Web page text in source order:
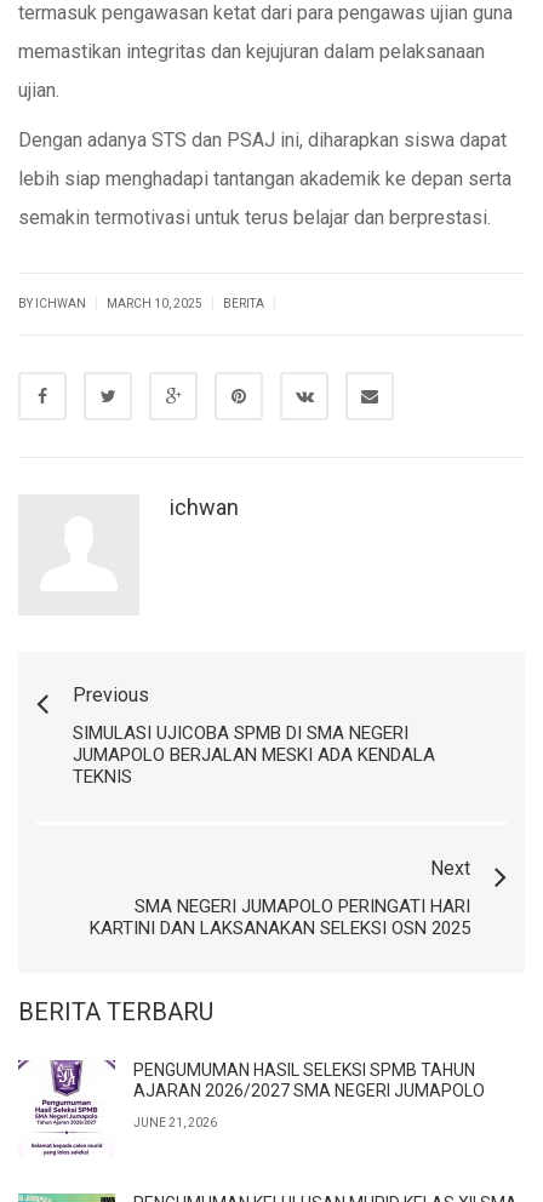
termasuk pengawasan ketat dari para pengawas ujian guna
memastikan integritas dan kejujuran dalam pelaksanaan
ujian.
Dengan adanya STS dan PSAJ ini, diharapkan siswa dapat
lebih siap menghadapi tantangan akademik ke depan serta
semakin termotivasi untuk terus belajar dan berprestasi.
BY ICHWAN MARCH 10, 2025 BERITA
ichwan
Previous
SIMULASI UJICOBA SPMB DI SMA NEGERI
JUMAPOLO BERJALAN MESKI ADA KENDALA
TEKNIS
Next
SMA NEGERI JUMAPOLO PERINGATI HARI
KARTINI DAN LAKSANAKAN SELEKSI OSN 2025
BERITA TERBARU
PENGUMUMAN HASIL SELEKSI SPMB TAHUN
AJARAN 2026/2027 SMA NEGERI JUMAPOLO
JUNE 21, 2026